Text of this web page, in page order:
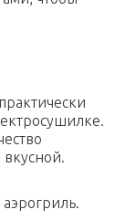
вкусной.